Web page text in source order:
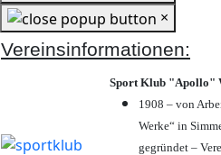
×
Vereinsinformationen:
Sport Klub "Apollo"
1908 – von
Werke“ in
gegründet –